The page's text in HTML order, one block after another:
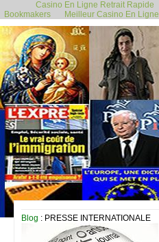
Casino En Ligne Retrait Rapide
Bookmakers
Meilleur Casino En Ligne
Blog : PRESSE INTERNATIONALE